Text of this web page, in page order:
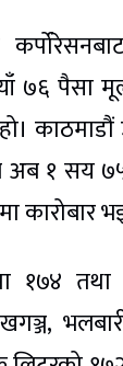
७६ पैसा
अब १ सय
कारोबार
१७४ तथा